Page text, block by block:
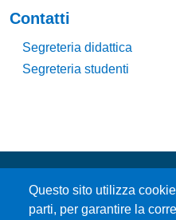
Contatti
Segreteria didattica
Segreteria studenti
Questo sito utilizza
parti, per garantire la